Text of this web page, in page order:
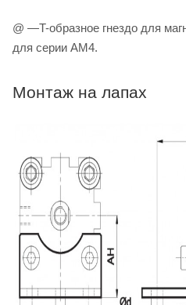
@ —T-образное гнездо для
для серии AM4.
Монтаж на лапах